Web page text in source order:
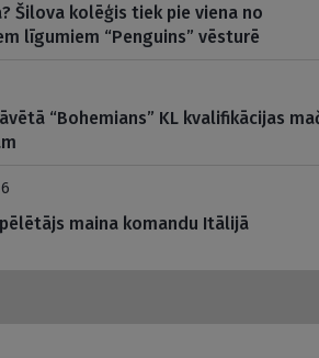
Šilova kolēģis tiek pie viena no
līgumiem “Penguins” vēsturē
“Bohemians” KL kvalifikācijas
maina komandu Itālijā